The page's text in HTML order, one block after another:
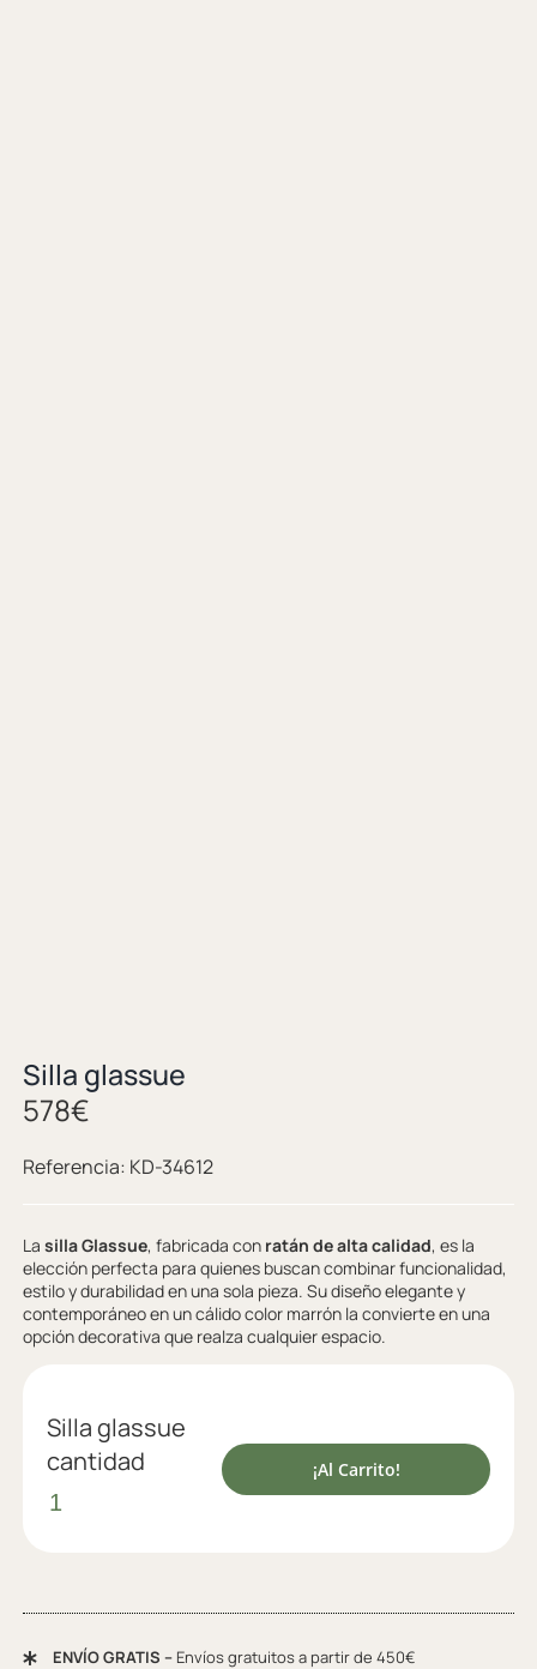
Silla glassue
578€
Referencia: KD-34612
Lasilla Glassue, fabricada con ratán de alta calidad, es la
elección perfecta para quienes buscan combinar funcionalidad,
estilo y durabilidad en una sola pieza. Su diseño elegante y
contemporáneo en un cálido color marrón la convierte en una
opción decorativa que realza cualquier espacio.
Silla glassue
cantidad
¡Al Carrito!
ENVÍO GRATIS – Envíos gratuitos a partir de 450€